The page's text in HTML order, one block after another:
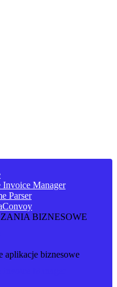
Manager
Parser
BIZNESOWE
aplikacje biznesowe